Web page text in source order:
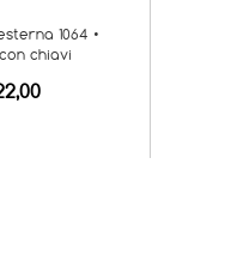
1064 •
chiavi